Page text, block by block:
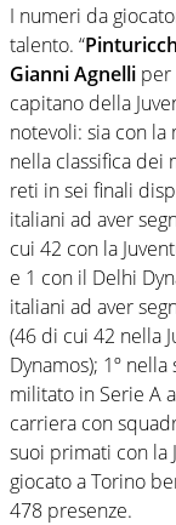
I numeri da
talento. “
Gianni Agnelli per
capitano della
notevoli: sia con la
nella classifica dei
reti in sei finali
italiani ad aver
cui 42 con la
e 1 con il Delhi
italiani ad aver
(46 di cui 42 nella
Dynamos); 1º
militato in Serie A
carriera con
suoi primati con la
giocato a Torino
478 presenze.